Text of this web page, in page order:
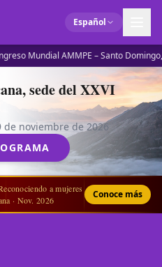
Español
Mundial AMMPE – Santo
sede del XXVI
de noviembre de 2026
a mujeres
· Nov. 2026
Conoce más